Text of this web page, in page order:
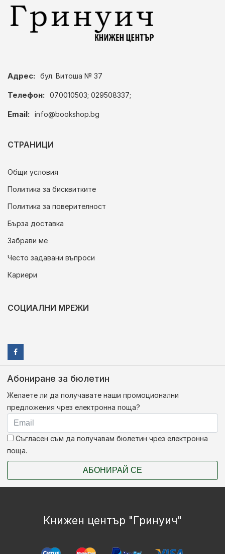
Адрес: бул. Витоша № 37
Телефон: 070010503; 029508337;
Email: info@bookshop.bg
СТРАНИЦИ
Общи условия
Политика за бисквитките
Политика за поверителност
Бърза доставка
Забрави ме
Често задавани въпроси
Кариери
СОЦИАЛНИ МРЕЖИ
Абониране за бюлетин
Желаете ли да получавате наши промоционални
предложения чрез електронна поща?
Съгласен съм да получавам бюлетин чрез електронна
поща.
АБОНИРАЙ СЕ
Книжен център "Гринуич"